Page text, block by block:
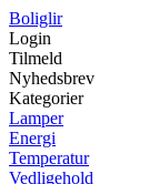
Boliglir
Login
Tilmeld
Nyhedsbrev
Kategorier
Lamper
Energi
Temperatur
Vedligehold